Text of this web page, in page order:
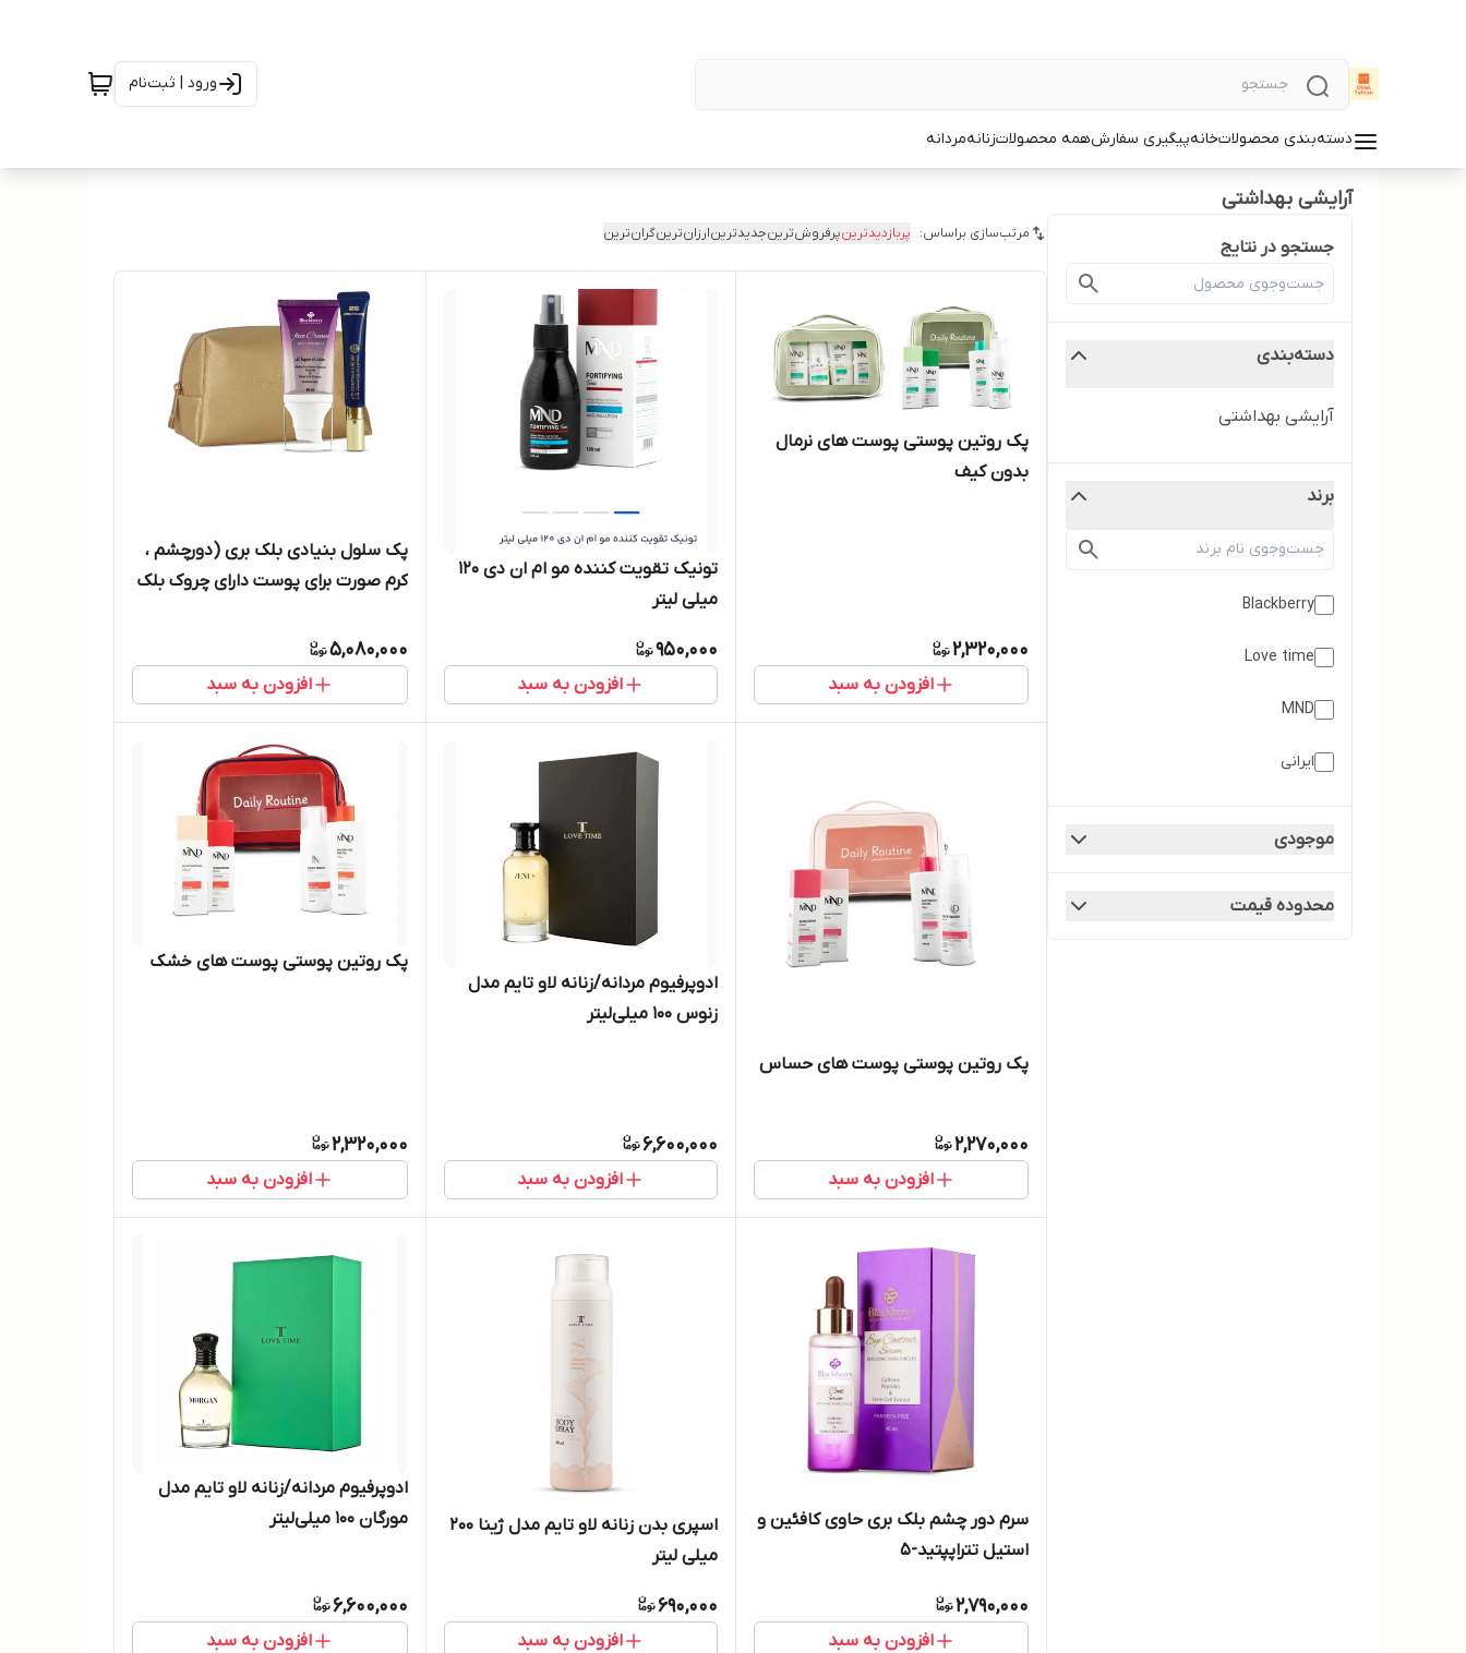
ورود | ثبت‌نام
دسته‌بندی محصولاتخانهپیگیری سفارشهمه محصولاتزنانهمردانه
آرایشی بهداشتی
جستجو در نتایج
دسته‌بندی
آرایشی بهداشتی
برند
Blackberry
Love time
MND
ایرانی
موجودی
محدوده قیمت
مرتب‌سازی براساس: پربازدیدترینپرفروش‌ترینجدیدترینارزان‌ترینگران‌ترین
پک روتین پوستی پوست های نرمال
بدون کیف
2,320,000
افزودن به سبد
تونیک تقویت کننده مو ام ان دی 120
میلی لیتر
950,000
افزودن به سبد
پک سلول بنیادی بلک بری (دورچشم ،
کرم صورت برای پوست دارای چروک بلک
جلبک دریایی )بدون کیف
5,080,000
افزودن به سبد
پک روتین پوستی پوست های حساس
2,270,000
افزودن به سبد
ادوپرفیوم مردانه/زنانه لاو تایم مدل
زنوس 100 میلی‌لیتر
6,600,000
افزودن به سبد
پک روتین پوستی پوست های خشک
2,320,000
افزودن به سبد
سرم دور چشم بلک بری حاوی کافئین و
استیل تتراپپتید-5
2,790,000
افزودن به سبد
اسپری بدن زنانه لاو تایم مدل ژینا 200
میلی لیتر
690,000
افزودن به سبد
ادوپرفیوم مردانه/زنانه لاو تایم مدل
مورگان 100 میلی‌لیتر
6,600,000
افزودن به سبد